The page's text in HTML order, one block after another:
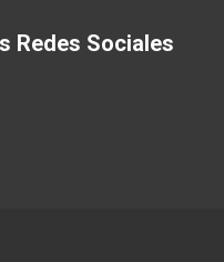
Redes Sociales